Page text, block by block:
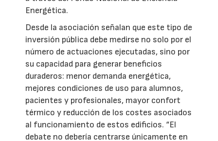
Energética.
Desde la asociación señalan que este tipo de
inversión pública debe medirse no solo por el
número de actuaciones ejecutadas, sino por
su capacidad para generar beneficios
duraderos: menor demanda energética,
mejores condiciones de uso para alumnos,
pacientes y profesionales, mayor confort
térmico y reducción de los costes asociados
al funcionamiento de estos edificios. “El
debate no debería centrarse únicamente en